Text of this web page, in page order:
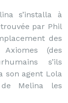
s’installa à
par Phil
des
(des
s’ils
son agent Lola
Melina les